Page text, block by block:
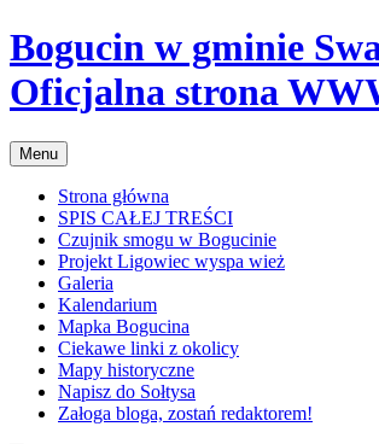
Przejdź
do
treści
Bogucin w gminie
Oficjalna strona
Menu
Strona główna
SPIS CAŁEJ TREŚCI
Czujnik smogu w Bogucinie
Projekt Ligowiec wyspa wież
Galeria
Kalendarium
Mapka Bogucina
Ciekawe linki z okolicy
Mapy historyczne
Napisz do Sołtysa
Załoga bloga, zostań redaktorem!